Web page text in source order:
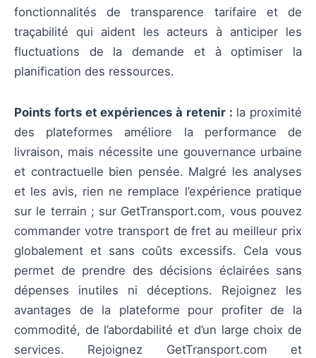
fonctionnalités de transparence tarifaire et de
traçabilité qui aident les acteurs à anticiper les
fluctuations de la demande et à optimiser la
planification des ressources.
Points forts et expériences à retenir : la proximité
des plateformes améliore la performance de
livraison, mais nécessite une gouvernance urbaine
et contractuelle bien pensée. Malgré les analyses
et les avis, rien ne remplace l’expérience pratique
sur le terrain ; sur GetTransport.com, vous pouvez
commander votre transport de fret au meilleur prix
globalement et sans coûts excessifs. Cela vous
permet de prendre des décisions éclairées sans
dépenses inutiles ni déceptions. Rejoignez les
avantages de la plateforme pour profiter de la
commodité, de l’abordabilité et d’un large choix de
services. Rejoignez GetTransport.com et